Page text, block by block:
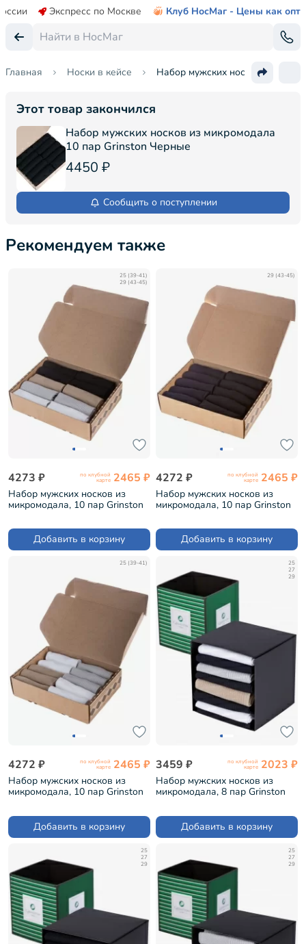
Экспресс по Москве Клуб НосМаг - Цены как опт
Главная Носки в кейсе Набор мужских носков из
Этот товар закончился
Набор мужских носков из микромодала
10 пар Grinston Черные
4450 ₽
Сообщить о поступлении
Рекомендуем также
25 (39-41)
29 (43-45)
4273 ₽ по клубной
карте 2465 ₽
Набор мужских носков из
микромодала, 10 пар Grinston
Добавить в корзину
29 (43-45)
4272 ₽ по клубной
карте 2465 ₽
Набор мужских носков из
микромодала, 10 пар Grinston
Добавить в корзину
25 (39-41)
4272 ₽ по клубной
карте 2465 ₽
Набор мужских носков из
микромодала, 10 пар Grinston
Добавить в корзину
25
27
29
3459 ₽ по клубной
карте 2023 ₽
Набор мужских носков из
микромодала, 8 пар Grinston
Добавить в корзину
25
27
29
25
27
29